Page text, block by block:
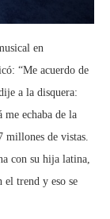
en
“Me acuerdo de
a la disquera:
echaba de la
millones de vistas.
con su hija latina,
el trend y eso se